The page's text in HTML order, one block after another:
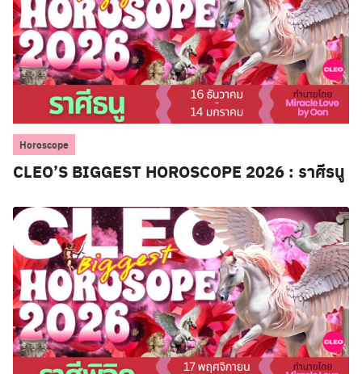
Search
for:
Horoscope
CLEO’S BIGGEST HOROSCOPE 2026 : ราศีธนู